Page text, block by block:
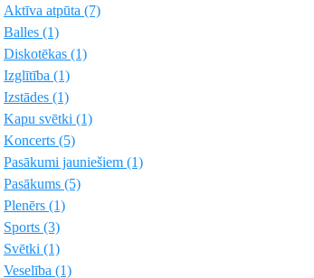
Aktīva atpūta (7)
Balles (1)
Diskotēkas (1)
Izglītība (1)
Izstādes (1)
Kapu svētki (1)
Koncerts (5)
Pasākumi jauniešiem (1)
Pasākums (5)
Plenērs (1)
Sports (3)
Svētki (1)
Veselība (1)